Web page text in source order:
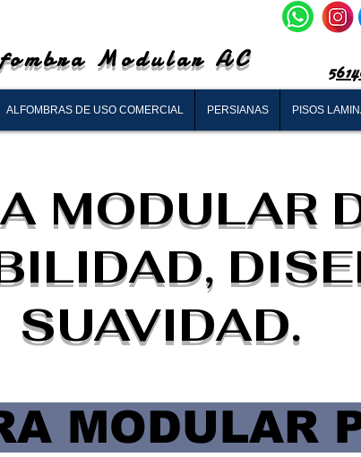
Modular AC
ALFOMBRAS DE USO COMERCIAL PERSIANAS PISOS
MODULAR
SUAVIDAD.
MODULAR